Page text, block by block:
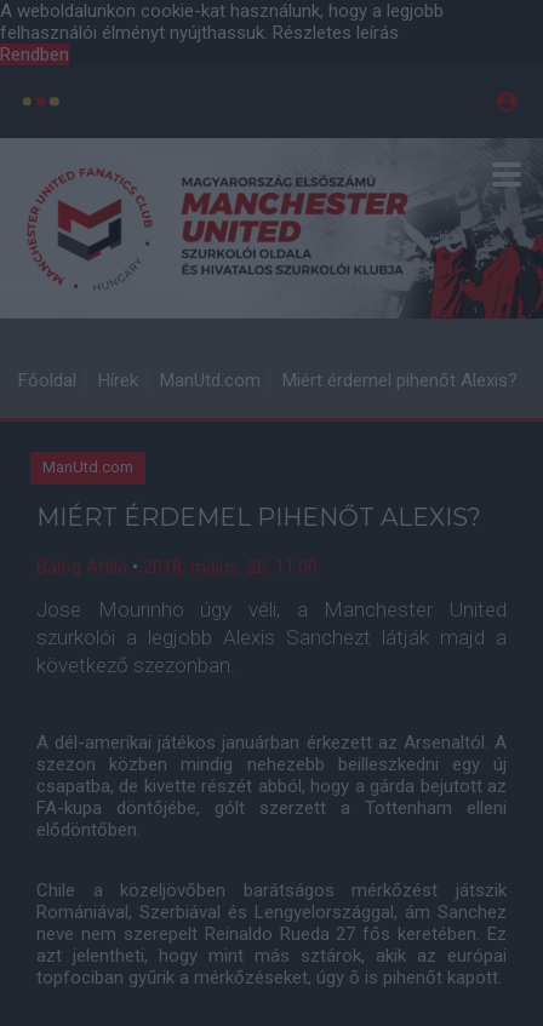
A weboldalunkon cookie-kat használunk, hogy a legjobb
felhasználói élményt nyújthassuk. Részletes leírás
Rendben
Főoldal Hírek ManUtd.com Miért érdemel pihenőt Alexis?
ManUtd.com
MIÉRT ÉRDEMEL PIHENŐT ALEXIS?
Balog Attila • 2018. május. 26. 11:00
Jose Mourinho úgy véli, a Manchester United
szurkolói a legjobb Alexis Sanchezt látják majd a
következő szezonban.
A dél-amerikai játékos januárban érkezett az Arsenaltól. A
szezon közben mindig nehezebb beilleszkedni egy új
csapatba, de kivette részét abból, hogy a gárda bejutott az
FA-kupa döntőjébe, gólt szerzett a Tottenham elleni
elődöntőben.
Chile a közeljövőben barátságos mérkőzést játszik
Romániával, Szerbiával és Lengyelországgal, ám Sanchez
neve nem szerepelt Reinaldo Rueda 27 fős keretében. Ez
azt jelentheti, hogy mint más sztárok, akik az európai
topfociban gyűrik a mérkőzéseket, úgy ő is pihenőt kapott.